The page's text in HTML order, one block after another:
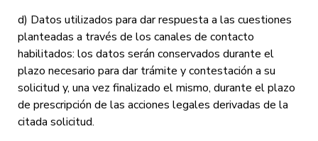
d) Datos utilizados para dar respuesta a las cuestiones
planteadas a través de los canales de contacto
habilitados: los datos serán conservados durante el
plazo necesario para dar trámite y contestación a su
solicitud y, una vez finalizado el mismo, durante el plazo
de prescripción de las acciones legales derivadas de la
citada solicitud.